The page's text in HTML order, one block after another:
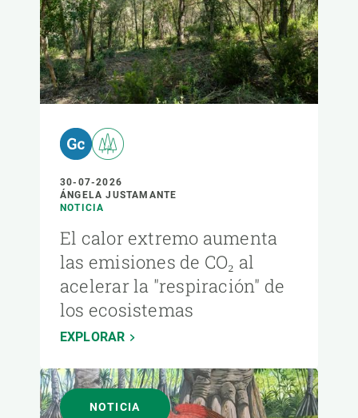
30-07-2026
ÁNGELA JUSTAMANTE
NOTICIA
El calor extremo aumenta
las emisiones de CO₂ al
acelerar la "respiración" de
los ecosistemas
EXPLORAR
NOTICIA